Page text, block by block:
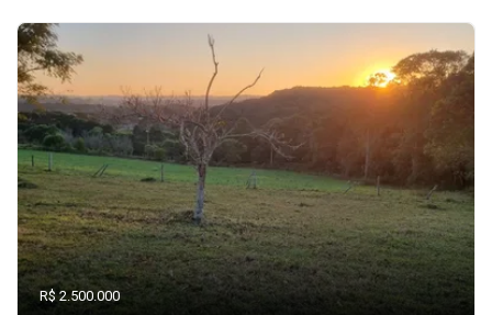
R$ 2.500.000